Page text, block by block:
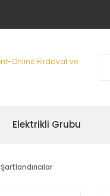
Elektrikli Grubu
Şartlandırıcılar